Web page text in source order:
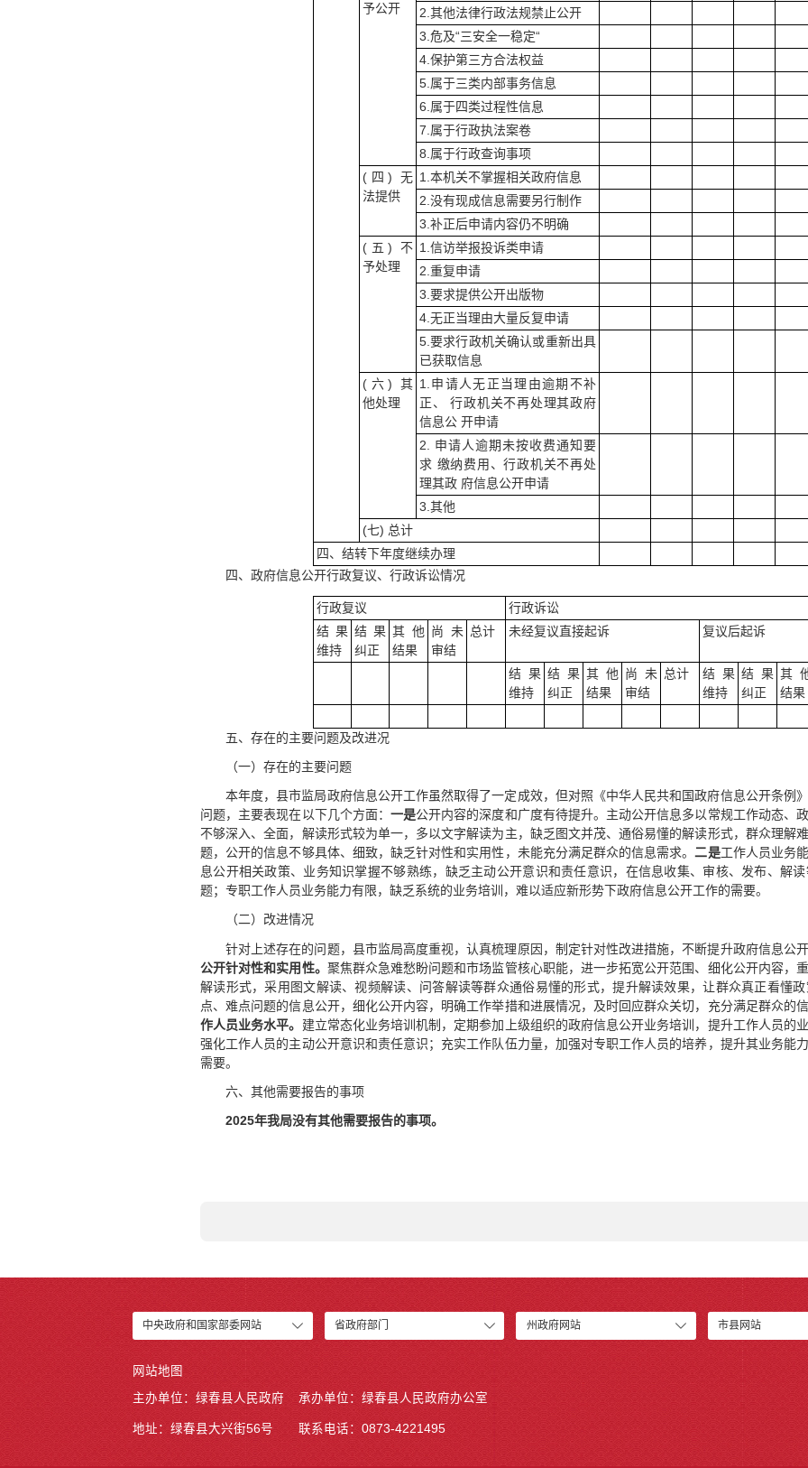
予公开
2.其他法律行政法规禁止公开
3.危及“三安全一稳定“
4.保护第三方合法权益
5.属于三类内部事务信息
6.属于四类过程性信息
7.属于行政执法案卷
8.属于行政查询事项
(四) 无
法提供
1.本机关不掌握相关政府信息
2.没有现成信息需要另行制作
3.补正后申请内容仍不明确
(五) 不
予处理
1.信访举报投诉类申请
2.重复申请
3.要求提供公开出版物
4.无正当理由大量反复申请
5.要求行政机关确认或重新出具
已获取信息
(六) 其
他处理
1.申请人无正当理由逾期不补
正、 行政机关不再处理其政府
信息公 开申请
2. 申请人逾期未按收费通知要
求 缴纳费用、行政机关不再处
理其政 府信息公开申请
3.其他
(七) 总计
四、结转下年度继续办理
四、政府信息公开行政复议、行政诉讼情况
行政复议
行政诉讼
结果
维持
结果
纠正
其他
结果
尚未
审结
总计 未经复议直接起诉 复议后起诉
结果
维持
结果
纠正
其他
结果
尚未
审结
总计
结果
维持
结果
纠正
其
结果
五、存在的主要问题及改进况
（一）存在的主要问题
本年度，县市监局政府信息公开工作虽然取得了一定成效，但对照《中华人民共和国政府信息公开条例
问题，主要表现在以下几个方面： 一是公开内容的深度和广度有待提升。主动公开信息多以常规工作动态、
不够深入、全面，解读形式较为单一，多以文字解读为主，缺乏图文并茂、通俗易懂的解读形式，群众理解
题，公开的信息不够具体、细致，缺乏针对性和实用性，未能充分满足群众的信息需求。二是工作人员业务
息公开相关政策、业务知识掌握不够熟练，缺乏主动公开意识和责任意识，在信息收集、审核、发布、解
题；专职工作人员业务能力有限，缺乏系统的业务培训，难以适应新形势下政府信息公开工作的需要。
（二）改进情况
针对上述存在的问题，县市监局高度重视，认真梳理原因，制定针对性改进措施，不断提升政府信息公
公开针对性和实用性。 聚焦群众急难愁盼问题和市场监管核心职能，进一步拓宽公开范围、细化公开内容，
解读形式，采用图文解读、视频解读、问答解读等群众通俗易懂的形式，提升解读效果，让群众真正看懂
点、难点问题的信息公开，细化公开内容，明确工作举措和进展情况，及时回应群众关切，充分满足群众的
作人员业务水平。 建立常态化业务培训机制，定期参加上级组织的政府信息公开业务培训，提升工作人员的
强化工作人员的主动公开意识和责任意识；充实工作队伍力量，加强对专职工作人员的培养，提升其业务能
需要。
六、其他需要报告的事项
2025年我局没有其他需要报告的事项。
中央政府和国家部委网站 省政府部门 州政府网站 市县网站
网站地图
主办单位：绿春县人民政府 承办单位：绿春县人民政府办公室
地址：绿春县大兴街56号 联系电话：0873-4221495